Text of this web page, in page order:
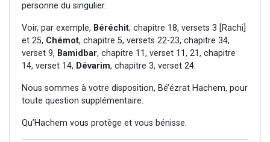
personne du singulier.
Voir, par exemple, Béréchit, chapitre 18, versets 3 [Rachi]
et 25, Chémot, chapitre 5, versets 22-23, chapitre 34,
verset 9, Bamidbar, chapitre 11, verset 11, 21, chapitre
14, verset 14, Dévarim, chapitre 3, verset 24.
Nous sommes à votre disposition, Bé’ézrat Hachem, pour
toute question supplémentaire.
Qu’Hachem vous protège et vous bénisse.